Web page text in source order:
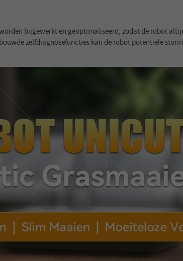
bijgewerkt en geoptimaliseerd, zodat de robot
zelfdiagnosefuncties kan de robot potentiële